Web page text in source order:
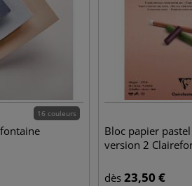
16 couleurs
Bloc papier
version 2
dès 23,50 €